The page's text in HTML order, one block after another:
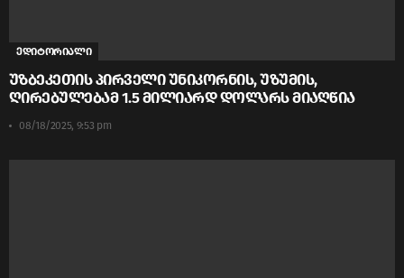
ედიტორიალი
უზბეკეთის პირველი უნიკორნის, უზუმის,
ღირებულებამ 1.5 მილიარდ დოლარს მიაღწია
08/18/2025, 9:53 pm